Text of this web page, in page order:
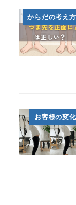
からだの考え方
お客様の変化